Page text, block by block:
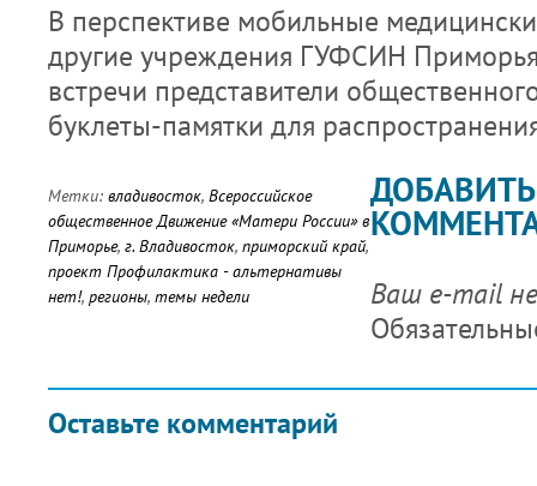
В перспективе мобильные
другие учреждения ГУФСИН
встречи представители
буклеты-памятки для
Метки: владивосток, Всероссийское
общественное Движение «Матери России» в
Приморье, г. Владивосток, приморский край,
проект Профилактика - альтернативы
нет!, регионы, темы недели
Оставьте комментарий
ДОБАВИТЬ
Ваш e-mail